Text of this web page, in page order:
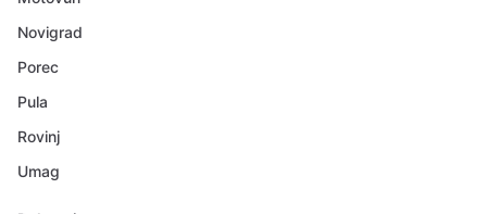
Novigrad
Porec
Pula
Rovinj
Umag